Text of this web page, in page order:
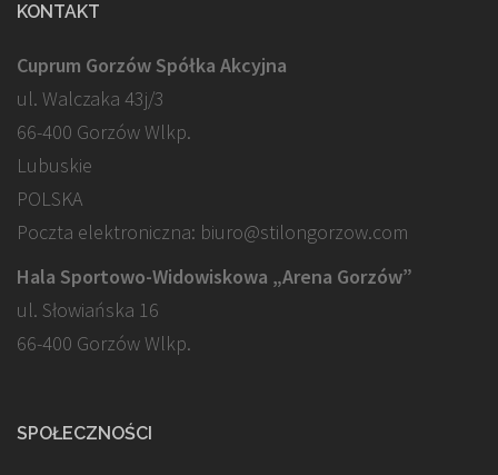
KONTAKT
Cuprum Gorzów Spółka Akcyjna
ul. Walczaka 43j/3
66-400 Gorzów Wlkp.
Lubuskie
POLSKA
Poczta elektroniczna: biuro@stilongorzow.com
Hala Sportowo-Widowiskowa „Arena Gorzów”
ul. Słowiańska 16
66-400 Gorzów Wlkp.
SPOŁECZNOŚCI